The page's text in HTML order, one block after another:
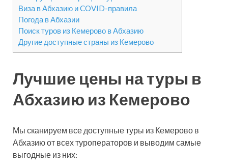
Виза в Абхазию и COVID-правила
Погода в Абхазии
Поиск туров из Кемерово в Абхазию
Другие доступные страны из Кемерово
Лучшие цены на туры в
Абхазию из Кемерово
Мы сканируем все доступные туры из Кемерово в
Абхазию от всех туроператоров и выводим самые
выгодные из них: